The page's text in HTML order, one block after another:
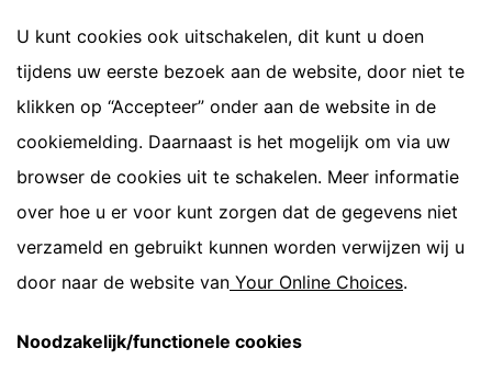
U kunt cookies ook uitschakelen, dit kunt u doen
tijdens uw eerste bezoek aan de website, door niet te
klikken op “Accepteer” onder aan de website in de
cookiemelding. Daarnaast is het mogelijk om via uw
browser de cookies uit te schakelen. Meer informatie
over hoe u er voor kunt zorgen dat de gegevens niet
verzameld en gebruikt kunnen worden verwijzen wij u
door naar de website van Your Online Choices.
Noodzakelijk/functionele cookies